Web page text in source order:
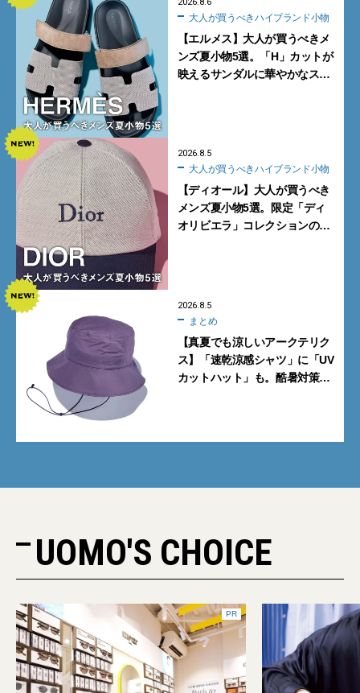
大人が買うべきハイブランド小物
【エルメス】大人が買うべきメ
ンズ夏小物5選。「H」カットが
映えるサンダルに華やかなス
2026.8.5
大人が買うべきハイブランド小物
【ディオール】大人が買うべき
メンズ夏小物5選。限定「ディ
オリビエラ」コレクションの
2026.8.5
まとめ
【真夏でも涼しいアークテリク
ス】「速乾涼感シャツ」に「UV
カットハット」も。酷暑対策に
UOMO'S CHOICE